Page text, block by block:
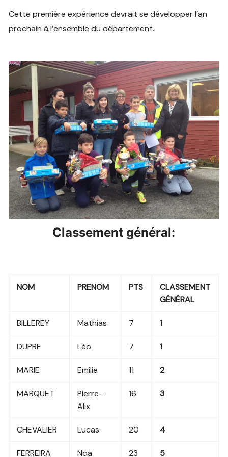
Cette première expérience devrait se développer l’an
prochain à l’ensemble du département.
Classement général:
NOM PRENOM PTS
CLASSEMENT
GÉNÉRAL
BILLEREY Mathias 7 1
DUPRE Léo 7 1
MARIE Emilie 11 2
MARQUET
Pierre-
Alix
16 3
CHEVALIER Lucas 20 4
FERREIRA Noa 23 5